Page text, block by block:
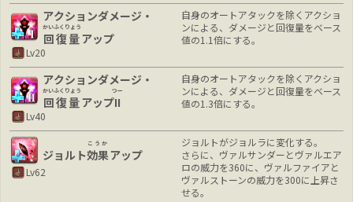
アクションダメージ・
回復量
かいふくりょう
アップ
Lv20
自身のオートアタックを除くアクショ
ンによる、ダメージと回復量をベース
値の1.1倍にする。
アクションダメージ・
回復量
かいふくりょう
アップII
つー
Lv40
自身のオートアタックを除くアクショ
ンによる、ダメージと回復量をベース
値の1.3倍にする。
ジョルト効果
こうか
アップ
Lv62
ジョルトがジョルラに変化する。
さらに、ヴァルサンダーとヴァルエア
ロの威力を360に、ヴァルファイアと
ヴァルストーンの威力を300に上昇さ
せる。